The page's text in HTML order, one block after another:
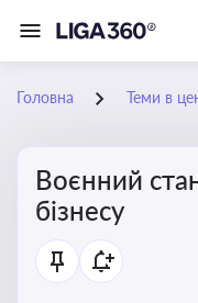
Головна Теми в
Воєнний
бізнесу